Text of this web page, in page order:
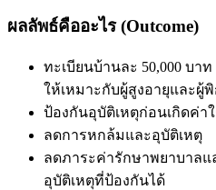
ผลลัพธ์คืออะไร (Outcome)
ทะเบียนบ้านละ 50,000 บ
ให้เหมาะกับผู้สูงอายุและผู้
ป้องกันอุบัติเหตุก่อนเกิดค่า
ลดการหกล้มและอุบัติเหตุ
ลดภาระค่ารักษาพยาบาลแ
อุบัติเหตุที่ป้องกันได้